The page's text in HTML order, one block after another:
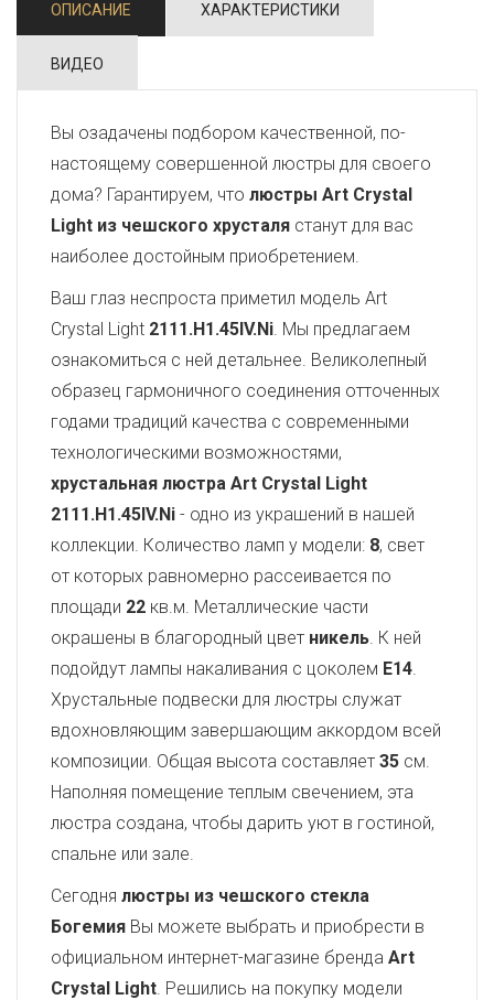
ОПИСАНИЕ ХАРАКТЕРИСТИКИ
ВИДЕО
Вы озадачены подбором качественной, по-
настоящему совершенной люстры для своего
дома? Гарантируем, что люстры Art Crystal
Light из чешского хрусталя станут для вас
наиболее достойным приобретением.
Ваш глаз неспроста приметил модель Art
Crystal Light 2111.H1.45IV.Ni. Мы предлагаем
ознакомиться с ней детальнее. Великолепный
образец гармоничного соединения отточенных
годами традиций качества с современными
технологическими возможностями,
хрустальная люстра Art Crystal Light
2111.H1.45IV.Ni - одно из украшений в нашей
коллекции. Количество ламп у модели: 8, свет
от которых равномерно рассеивается по
площади 22 кв.м. Металлические части
окрашены в благородный цвет никель. К ней
подойдут лампы накаливания с цоколем E14.
Хрустальные подвески для люстры служат
вдохновляющим завершающим аккордом всей
композиции. Общая высота составляет 35 см.
Наполняя помещение теплым свечением, эта
люстра создана, чтобы дарить уют в гостиной,
спальне или зале.
Сегодня люстры из чешского стекла
Богемия Вы можете выбрать и приобрести в
официальном интернет-магазине бренда Art
Crystal Light. Решились на покупку модели